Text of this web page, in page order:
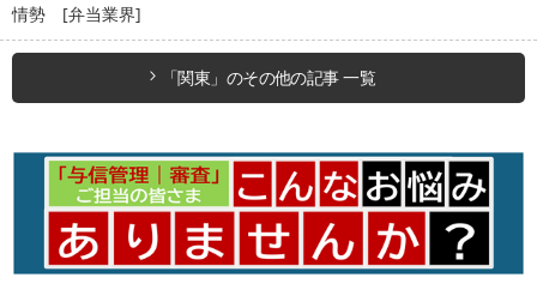
情勢 [弁当業界]
「関東」のその他の記事 一覧